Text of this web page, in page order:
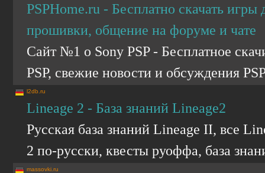
PSPHome.ru - Бесплатно скачать игры
прошивки, общение на форуме и чате
Сайт №1 о Sony PSP - Бесплатное
PSP, свежие новости и обсуждения
l2db.ru
Lineage 2 - База знаний Lineage2
Русская база знаний Lineage II, все
2 по-русски, квесты руоффа, база
massovki.ru